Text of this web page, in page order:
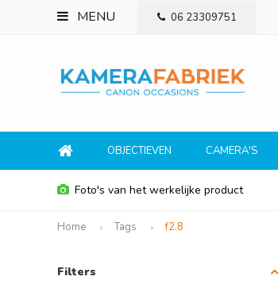
MENU 06 23309751
OBJECTIEVEN CAMERA'S
Foto's van het werkelijke product
Home Tags f2.8
Filters